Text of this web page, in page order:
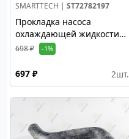
SMARTTECH | ST72782197
Прокладка насоса
охлаждающей жидкости
DC13
698 ₽ -1%
697 ₽ 2шт.